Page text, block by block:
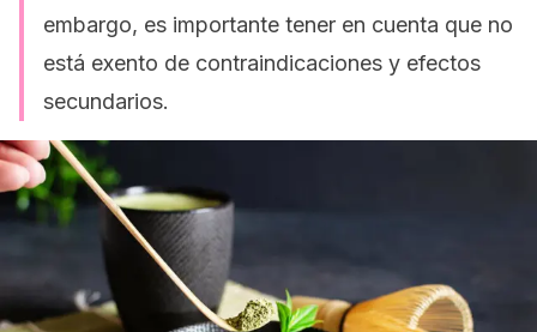
embargo, es importante tener en cuenta que no
está exento de contraindicaciones y efectos
secundarios.